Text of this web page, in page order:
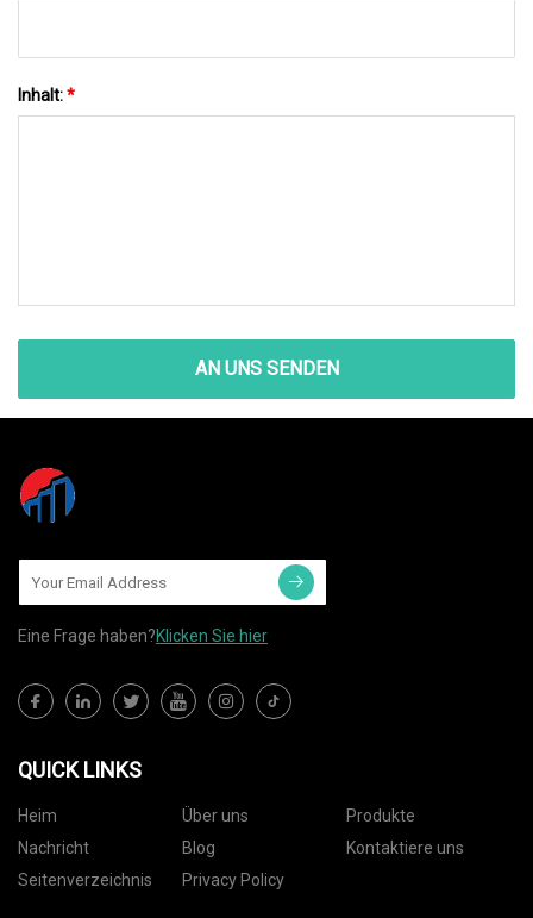
Inhalt:*
AN UNS SENDEN
Eine Frage haben?Klicken Sie hier
QUICK LINKS
Heim Über uns
Produkte
Nachricht
Blog
Kontaktiere uns
Seitenverzeichnis
Privacy Policy